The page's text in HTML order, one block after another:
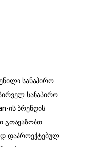
სანაპირო
სანაპირო
ის ბრენდის
გთავაზობთ
დაპროექტებულ